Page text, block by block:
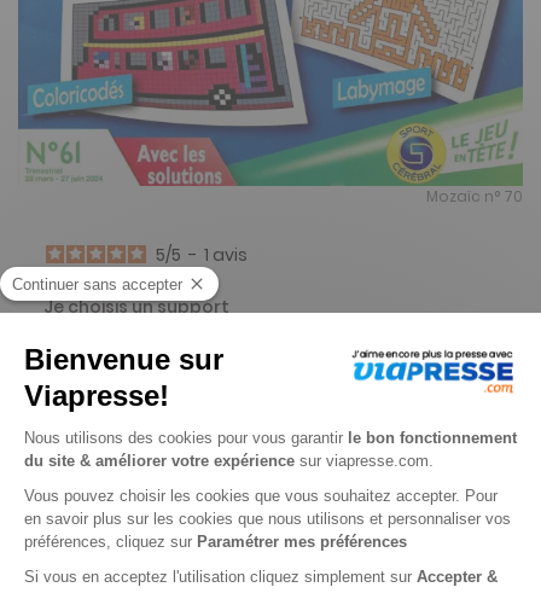
Mozaïc n° 70
5/5 - 1 avis
Je choisis un support
Je choisis une durée
-25%
Abonnement 1 an
4 n° • Papier